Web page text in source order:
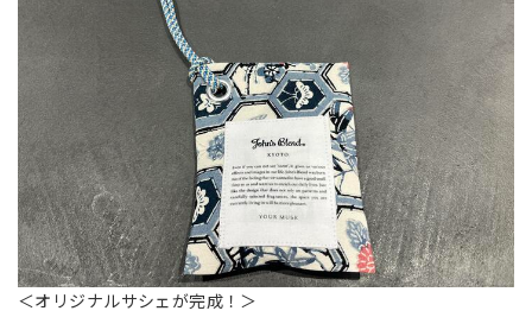
＜オリジナルサシェが完成！＞